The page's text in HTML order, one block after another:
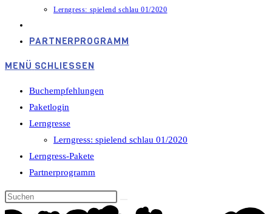
Lerngress: spielend schlau 01/2020
PARTNERPROGRAMM
MENÜ SCHLIESSEN
Buchempfehlungen
Paketlogin
Lerngresse
Lerngress: spielend schlau 01/2020
Lerngress-Pakete
Partnerprogramm